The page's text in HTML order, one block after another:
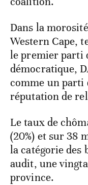
Dans la
Western Cape,
le premier parti
démocratique,
comme un parti
réputation de
Le taux de
(20%) et sur 38
la catégorie des
audit, une
province.